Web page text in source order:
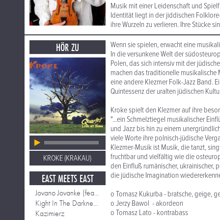
Musik mit einer Leidenschaft und
Identität liegt in der jiddischen
ihre Wurzeln zu verlieren. Ihre Stücke
HÖR ZU
KROKE (KRAKAU)
EAST MEETS EAST
Jovano Jovanke (feat Nigel Kennedy)
Kight In The Darkness (feat Nigel Kennedy)
Kazimierz
Wenn sie spielen, erwacht eine
In die versunkene Welt der
Polen, das sich intensiv mit der
machen das traditionelle
eine andere Klezmer Folk-Jazz Band.
Quintessenz der uralten jüdischen
Kroke spielt den Klezmer auf ihre
"...ein Schmelztiegel musikalischer
und Jazz bis hin zu einem
viele Worte ihre polnisch-jüdische
Klezmer-Musik ist Musik, die tanzt,
fruchtbar und vielfältig wie die
den Einfluß rumänischer, ukrainischer,
die jüdische Imagination
o Tomasz Kukurba - bratsche, geige,
o Jerzy Bawol - akordeon
o Tomasz Lato - kontrabass